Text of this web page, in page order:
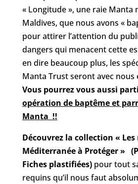
« Longitude », une raie Manta
Maldives, que nous avons «
pour attirer l’attention du
dangers qui menacent cette
en dire beaucoup plus, les
Manta Trust seront avec nous
Vous pourrez vous aussi
opération de baptême et
Manta !!
Découvrez la collection «
Méditerranée à Protéger »
Fiches plastifiées)pour tout
requins qu’il nous faut